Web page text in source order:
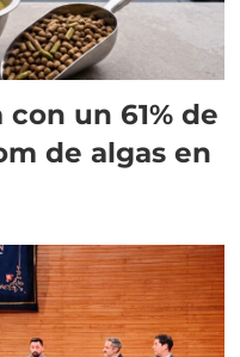
un 61% de
de algas en